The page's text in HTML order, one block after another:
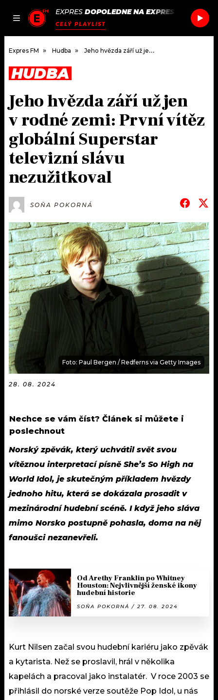
JAK
SEZNAM.CZ
EXPRES DOPOLEDNE NA EXPRES FM /GOOD
CELÝ PLAYLIST
DOMŮ
ČLÁNKY
AKTUÁLNĚ
HUDBA
ROZHOVORY
#NEBUDUDOMA
KALENDÁŘ
KVÍZY
VIP
TRENDY
KULTURA
MIX
OSTATNÍ
PODCASTY
JAK NALADIT
RÁDIO
APLIKACE
PROGRAM
PLAYLIST
JAK NALADIT
SOUTĚŽE
Expres FM Hudba Jeho hvězda září už jen v rodné zemi: První vítěz globální Superstar televizní slávu nezužitkoval
HUDBA
Jeho hvězda září už jen
v rodné zemi: První vítěz
globální Superstar
televizní slávu
nezužitkoval
SOŇA POKORNÁ
Foto: Paul Bergen / Redferns via Getty Images
28. 08. 2024
Nechce se vám číst? Článek si můžete i
poslechnout
Norský zpěvák, který uchvátil svět svou
vítěznou interpretací písně She’s So High na
World Idol, je skutečným příkladem hvězdy
jednoho hitu, která se dokázala prosadit v
mezinárodní hudební scéně. I když jeho sláva
mimo Norsko postupně pohasla, doma na něj
fanoušci nezanevřeli.
Od Arethy Franklin po Whitney
Houston: Nejvlivnější ženské ikony
hudební historie
SOŇA POKORNÁ / 27. 08. 2024
Kurt Nilsen začal svou hudební kariéru jako zpěvák
a kytarista. Než se proslavil, hrál v několika
kapelách a pracoval jako instalatér. V roce 2003 se
přihlásil do norské verze soutěže Pop Idol, u nás